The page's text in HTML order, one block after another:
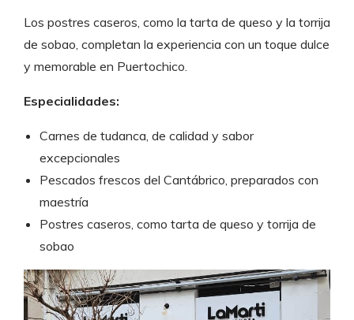
Los postres caseros, como la tarta de queso y la torrija
de sobao, completan la experiencia con un toque dulce
y memorable en Puertochico.
Especialidades:
Carnes de tudanca, de calidad y sabor
excepcionales
Pescados frescos del Cantábrico, preparados con
maestría
Postres caseros, como tarta de queso y torrija de
sobao